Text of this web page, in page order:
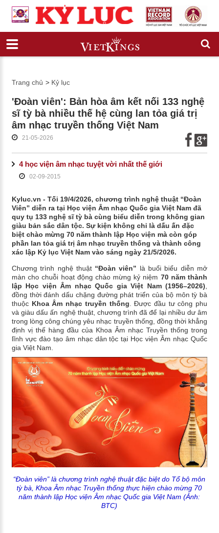
Trang chủ > Kỷ lục
'Đoàn viên': Bản hòa âm kết nối 133 nghệ
sĩ tỳ bà nhiều thế hệ cùng lan tỏa giá trị
âm nhạc truyền thống Việt Nam
21-05-2026
4 học viện âm nhạc tuyệt vời nhất thế giới
02-09-2015
Kyluc.vn - Tối 19/4/2026, chương trình nghệ thuật “Đoàn
Viên” diễn ra tại Học viện Âm nhạc Quốc gia Việt Nam đã
quy tụ 133 nghệ sĩ tỳ bà cùng biểu diễn trong không gian
giàu bản sắc dân tộc. Sự kiện không chỉ là dấu ấn đặc
biệt chào mừng 70 năm thành lập Học viện mà còn góp
phần lan tỏa giá trị âm nhạc truyền thống và thành công
xác lập Kỷ lục Việt Nam vào sáng ngày 21/5/2026.
Chương trình nghệ thuật “Đoàn viên” là buổi biểu diễn mở
màn cho chuỗi hoạt động chào mừng kỷ niệm 70 năm thành
lập Học viện Âm nhạc Quốc gia Việt Nam (1956–2026)
đồng thời đánh dấu chặng đường phát triển của bộ môn tỳ bà
thuộc Khoa Âm nhạc truyền thống . Được đầu tư công phu
và giàu dấu ấn nghệ thuật, chương trình đã để lại nhiều dư âm
trong lòng công chúng yêu nhạc truyền thống, đồng thời khẳng
định vị thế hàng đầu của Khoa Âm nhạc Truyền thống trong
lĩnh vực đào tạo âm nhạc dân tộc tại Học viện Âm nhạc Quốc
gia Việt Nam.
“Đoàn viên” là chương trình nghệ thuật đặc biệt do Tổ bộ môn
tỳ bà, Khoa Âm nhạc Truyền thống thực hiện chào mừng 70
năm thành lập Học viện Âm nhạc Quốc gia Việt Nam (Ảnh:
BTC)